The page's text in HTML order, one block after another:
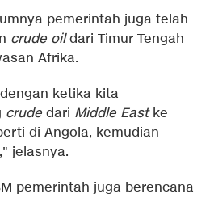
pemerintah juga telah
crude oildari Timur Tengah
Afrika.
ketika kita
crude dari Middle Eastke
di Angola, kemudian
jelasnya.
pemerintah juga berencana